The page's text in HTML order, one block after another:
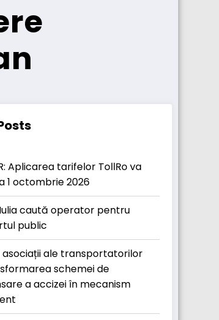
Aplicarea tarifelor TollRo va
1 octombrie 2026
caută operator pentru
public
asociații ale transportatorilor
schemei de
a accizei în mecanism